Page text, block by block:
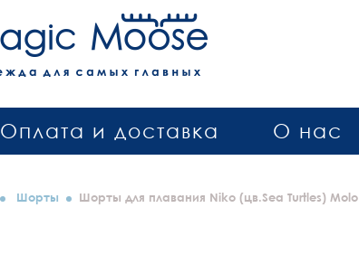
Оплата и доставка О нас
Шорты Шорты для плавания Niko (цв.Sea Turtles) Molo